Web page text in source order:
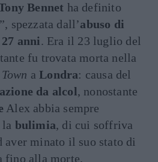
Bennet ha definito
”, spezzata dall’abuso di
27 anni. Era il 23 luglio del
fu trovata morta nella
aLondra: causa del
da alcol, nonostante
Alex abbia sempre
bulimia, di cui soffriva
aver minato il suo stato di
fino alla morte.